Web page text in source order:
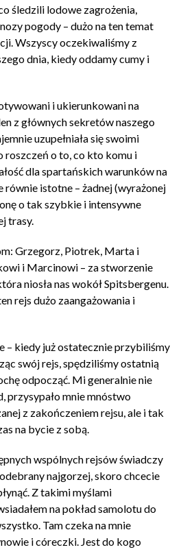
śledzili lodowe zagrożenia,
pogody – dużo na ten temat
Wszyscy oczekiwaliśmy z
dnia, kiedy oddamy cumy i
i ukierunkowani na
z głównych sekretów naszego
uzupełniała się swoimi
roszczeń o to, co kto komu i
dla spartańskich warunków na
równie istotne – żadnej (wyrażonej
o tak szybkie i intensywne
trasy.
Grzegorz, Piotrek, Marta i
i Marcinowi – za stworzenie
niosła nas wokół Spitsbergenu.
rejs dużo zaangażowania i
– kiedy już ostatecznie przybiliśmy
swój rejs, spędziliśmy ostatnią
odpocząć. Mi generalnie nie
przysypało mnie mnóstwo
z zakończeniem rejsu, ale i tak
na bycie z sobą.
wspólnych rejsów świadczy
najgorzej, skoro chcecie
Z takimi myślami
na pokład samolotu do
Tam czeka na mnie
i córeczki. Jest do kogo